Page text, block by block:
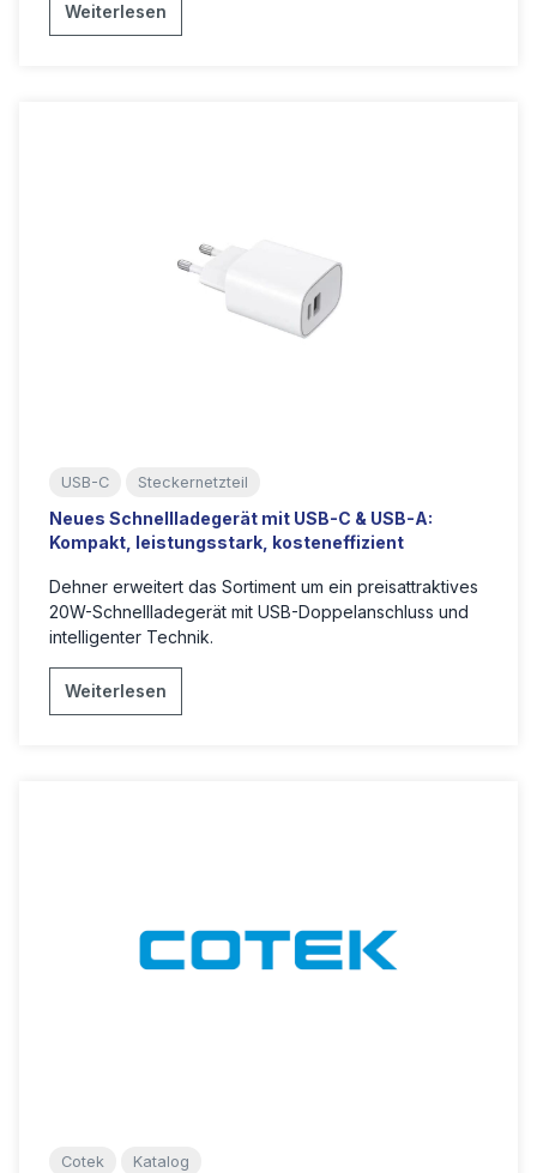
Weiterlesen
USB-C Steckernetzteil
Neues Schnellladegerät mit USB-C & USB-A:
Kompakt, leistungsstark, kosteneffizient
Dehner erweitert das Sortiment um ein preisattraktives
20W-Schnellladegerät mit USB-Doppelanschluss und
intelligenter Technik.
Weiterlesen
Cotek Katalog